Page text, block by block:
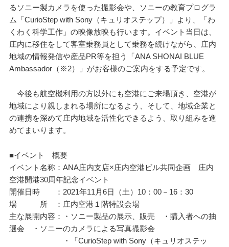
るソニー製カメラを使った撮影会や、ソニーの教育プログラ
ム「CurioStep with Sony（キュリオステップ）」より、「わ
くわく科学工作」の映像放映も行います。イベント当日は、
庄内に移住をして客室乗務員として乗務を続けながら、庄内
地域の情報発信や産品PR等を担う「ANA SHONAI BLUE
Ambassador（※2）」がお客様のご案内をする予定です。
今後も航空機利用の方以外にも空港にご来場頂き、空港が
地域により親しまれる場所になるよう、そして、地域企業と
の連携を深めて庄内地域を活性化できるよう、取り組みを進
めてまいります。
■イベント 概要
イベント名称：ANA庄内支店×庄内空港ビル共同企画 庄内
空港開港30周年記念イベント
開催日時 ：2021年11月6日（土）10：00－16：30
場 所 ：庄内空港１階特設会場
主な展開内容：・ソニー製品の展示、販売 ・購入者への抽
選会 ・ソニーのカメラによる写真撮影会
・「CurioStep with Sony（キュリオステッ